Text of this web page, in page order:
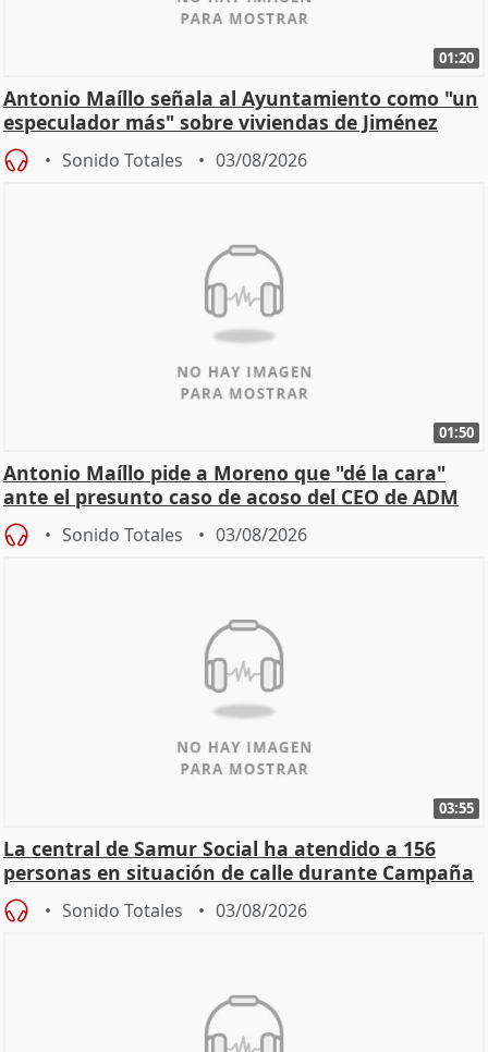
01:20
Antonio Maíllo señala al Ayuntamiento como "un
especulador más" sobre viviendas de Jiménez
Becerril
Sonido Totales 03/08/2026
01:50
Antonio Maíllo pide a Moreno que "dé la cara"
ante el presunto caso de acoso del CEO de ADM
Sonido Totales 03/08/2026
03:55
La central de Samur Social ha atendido a 156
personas en situación de calle durante Campaña
de Calor
Sonido Totales 03/08/2026